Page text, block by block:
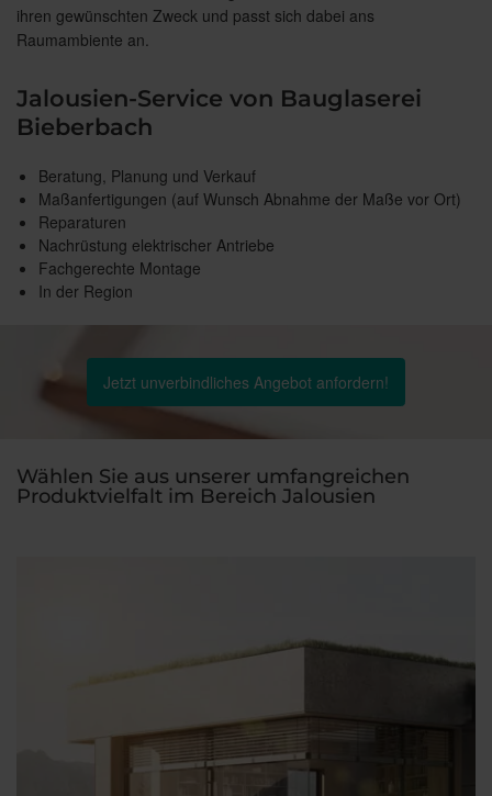
ihren gewünschten Zweck und passt sich dabei ans
Raumambiente an.
Jalousien-Service von Bauglaserei
Bieberbach
Beratung, Planung und Verkauf
Maßanfertigungen (auf Wunsch Abnahme der Maße vor Ort)
Reparaturen
Nachrüstung elektrischer Antriebe
Fachgerechte Montage
In der Region
Jetzt unverbindliches Angebot anfordern!
Wählen Sie aus unserer umfangreichen
Produktvielfalt im Bereich Jalousien